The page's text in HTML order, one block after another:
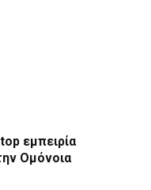
εμπειρία
Ομόνοια